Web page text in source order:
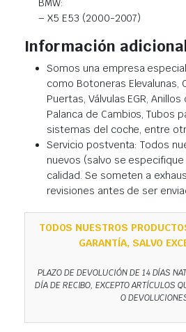
BMW:
– X5 E53 (2000-2007)
Información
Somos una empresa
como Botoneras Elevalunas,
Puertas, Válvulas EGR,
Palanca de Cambios, Tubos
sistemas del coche, entre
Servicio postventa: Todos
nuevos (salvo se
calidad. Se someten a
revisiones antes de ser
TODOS NUESTROS
GARANTÍA, SALVO
PLAZO DE DEVOLUCIÓN DE 14 DÍAS
DÍA DE RECIBO, EXCEPTO ARTÍCULOS
O